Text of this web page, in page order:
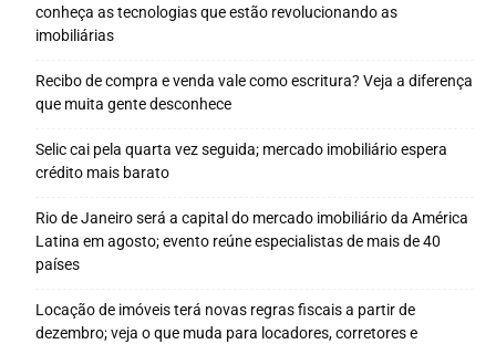
conheça as tecnologias que estão revolucionando as
imobiliárias
Recibo de compra e venda vale como escritura? Veja a diferença
que muita gente desconhece
Selic cai pela quarta vez seguida; mercado imobiliário espera
crédito mais barato
Rio de Janeiro será a capital do mercado imobiliário da América
Latina em agosto; evento reúne especialistas de mais de 40
países
Locação de imóveis terá novas regras fiscais a partir de
dezembro; veja o que muda para locadores, corretores e